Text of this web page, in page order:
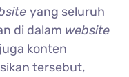
yang seluruh
di dalam website
konten
tersebut,